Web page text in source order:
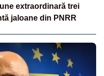
extraordinară trei
jaloane din PNRR